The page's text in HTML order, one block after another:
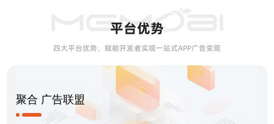
平台优势
四大平台优势，赋能开发者实现一站式APP广告变现
聚合 广告联盟